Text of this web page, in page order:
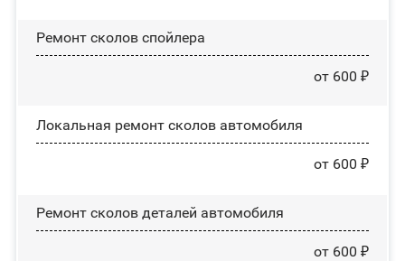
Ремонт сколов спойлера
от 600 ₽
Локальная ремонт сколов автомобиля
от 600 ₽
Ремонт сколов деталей автомобиля
от 600 ₽